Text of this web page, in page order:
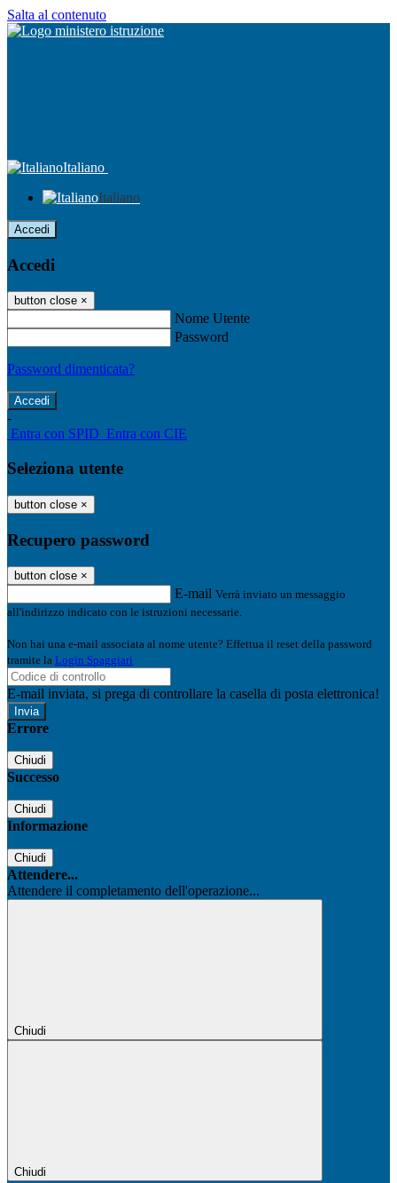
Salta al contenuto
Italiano
Italiano
Accedi
Accedi
button close ×
Nome Utente
Password
Password dimenticata?
-
Entra con SPID Entra con CIE
Seleziona utente
button close ×
Recupero password
button close ×
E-mail Verrà inviato un messaggio
all'indirizzo indicato con le istruzioni necessarie.
Non hai una e-mail associata al nome utente? Effettua il reset della password
tramite la Login Spaggiari
E-mail inviata, si prega di controllare la casella di posta elettronica!
Errore
Chiudi
Successo
Chiudi
Informazione
Chiudi
Attendere...
Attendere il completamento dell'operazione...
Chiudi
Chiudi